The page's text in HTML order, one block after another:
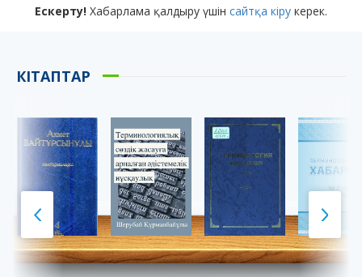
Ескерту! Хабарлама қалдыру үшін сайтқа кіру керек.
КІТАПТАР